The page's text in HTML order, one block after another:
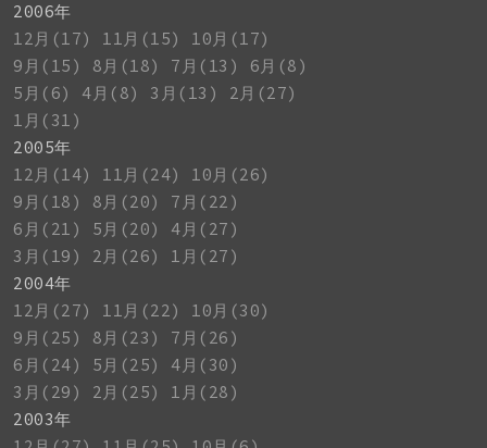
2006年
12月(17)
11月(15)
10月(17)
9月(15)
8月(18) 7月(13)
6月(8)
5月(6)
4月(8) 3月(13)
2月(27)
1月(31)
2005年
12月(14)
11月(24)
10月(26)
9月(18)
8月(20)
7月(22)
6月(21)
5月(20)
4月(27)
3月(19)
2月(26)
1月(27)
2004年
12月(27)
11月(22)
10月(30)
9月(25)
8月(23)
7月(26)
6月(24)
5月(25)
4月(30)
3月(29)
2月(25)
1月(28)
2003年